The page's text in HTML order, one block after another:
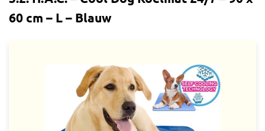
60 cm – L – Blauw